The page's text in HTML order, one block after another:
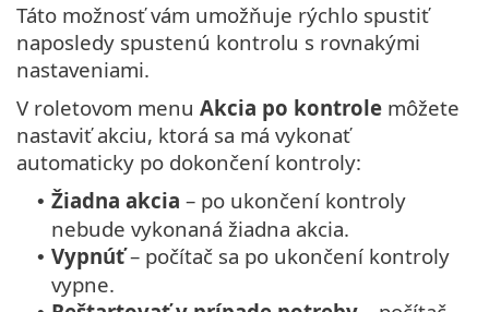
Táto možnosť vám umožňuje rýchlo spustiť
naposledy spustenú kontrolu s rovnakými
nastaveniami.
V roletovom menu Akcia po kontrole môžete
nastaviť akciu, ktorá sa má vykonať
automaticky po dokončení kontroly:
• Žiadna akcia – po ukončení kontroly
nebude vykonaná žiadna akcia.
• Vypnúť– počítač sa po ukončení kontroly
vypne.